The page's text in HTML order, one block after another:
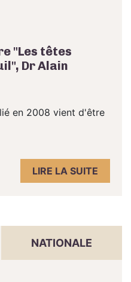
"Les têtes
Dr Alain
en 2008 vient d'être
LIRE LA SUITE
NATIONALE